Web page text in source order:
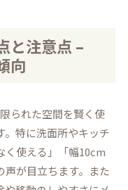
と注意点 –
向
られた空間を賢く使
。特に洗面所やキッチ
く使える」「幅10cm
声が目立ちます。また